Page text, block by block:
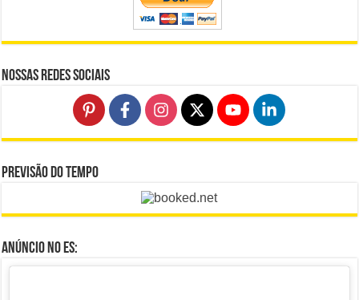
Nossas Redes Sociais
Previsão do Tempo
Anúncio no ES: